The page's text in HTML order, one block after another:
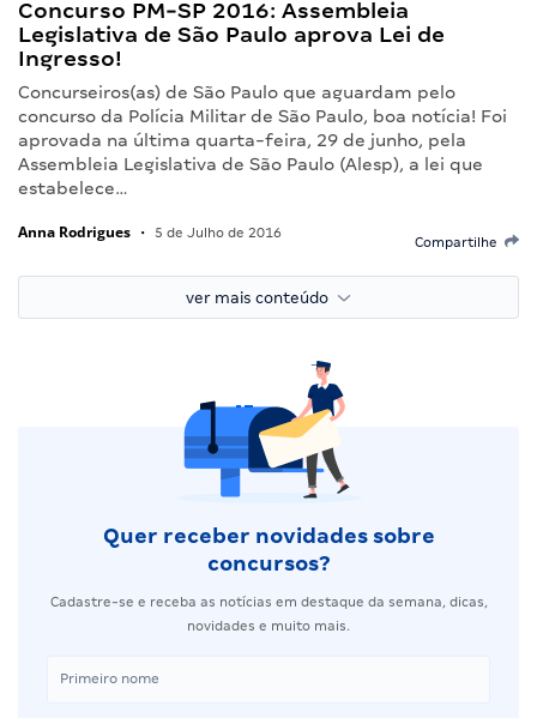
Concurso PM-SP 2016: Assembleia
Legislativa de São Paulo aprova Lei de
Ingresso!
Concurseiros(as) de São Paulo que aguardam pelo
concurso da Polícia Militar de São Paulo, boa notícia! Foi
aprovada na última quarta-feira, 29 de junho, pela
Assembleia Legislativa de São Paulo (Alesp), a lei que
estabelece…
Anna Rodrigues • 5 de Julho de 2016
Compartilhe
ver mais conteúdo
Quer receber novidades sobre
concursos?
Cadastre-se e receba as notícias em destaque da semana, dicas,
novidades e muito mais.